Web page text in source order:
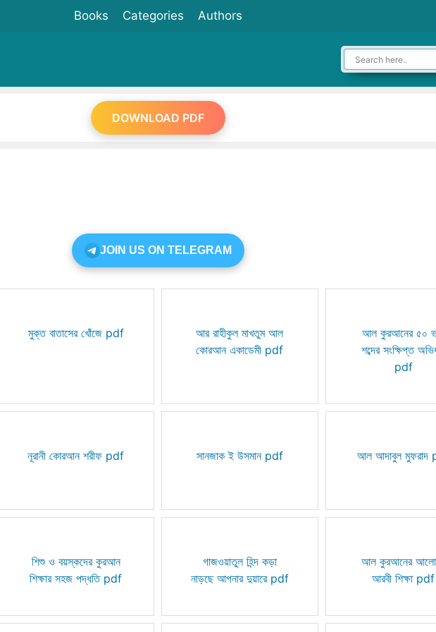
Books Categories Authors
DOWNLOAD PDF
JOIN US ON TELEGRAM
মুক্ত বাতাসের খোঁজে pdf
আর রাহীকুল মাখতুম আল
কোরআন একাডেমী pdf
আল কুরআনের ৫০
শব্দের সংক্ষিপ্ত
pdf
নূরানী কোরআন শরীফ pdf সানজাক ই উসমান pdf আল আদাবুল মুফরাদ
শিশু ও বয়স্কদের কুরআন
শিক্ষার সহজ পদ্ধতি pdf
গাজওয়াতুল হিন্দ কড়া
নাড়ছে আপনার দুয়ারে pdf
আল কুরআনের
আরবী শিক্ষা pdf